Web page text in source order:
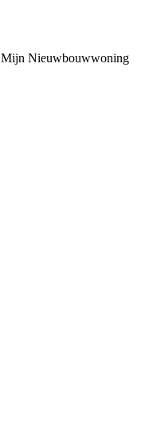
Mijn Nieuwbouwwoning